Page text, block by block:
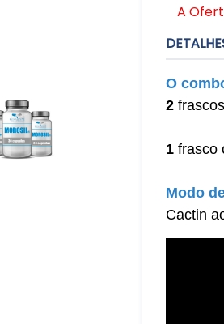
A
O
2
1 frasco
Modo
Cactin